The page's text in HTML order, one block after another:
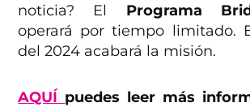
noticia? El Programa
operará por tiempo limitado.
del 2024 acabará la misión.
AQUÍ puedes leer más